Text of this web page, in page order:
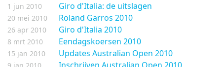
1 jun 2010 Giro d'Italia: de uitslagen
20 mei 2010 Roland Garros 2010
26 apr 2010 Giro d'Italia 2010
8 mrt 2010 Eendagskoersen 2010
15 jan 2010 Updates Australian Open 2010